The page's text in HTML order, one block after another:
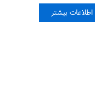
اطلاعات بیشتر